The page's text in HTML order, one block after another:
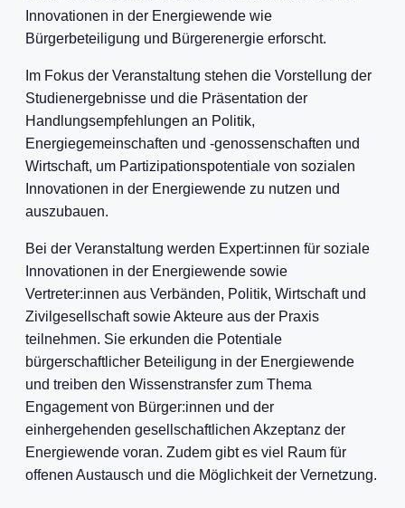
Innovationen in der Energiewende wie
Bürgerbeteiligung und Bürgerenergie erforscht.
Im Fokus der Veranstaltung stehen die Vorstellung der
Studienergebnisse und die Präsentation der
Handlungsempfehlungen an Politik,
Energiegemeinschaften und -genossenschaften und
Wirtschaft, um Partizipationspotentiale von sozialen
Innovationen in der Energiewende zu nutzen und
auszubauen.
Bei der Veranstaltung werden Expert:innen für soziale
Innovationen in der Energiewende sowie
Vertreter:innen aus Verbänden, Politik, Wirtschaft und
Zivilgesellschaft sowie Akteure aus der Praxis
teilnehmen. Sie erkunden die Potentiale
bürgerschaftlicher Beteiligung in der Energiewende
und treiben den Wissenstransfer zum Thema
Engagement von Bürger:innen und der
einhergehenden gesellschaftlichen Akzeptanz der
Energiewende voran. Zudem gibt es viel Raum für
offenen Austausch und die Möglichkeit der Vernetzung.